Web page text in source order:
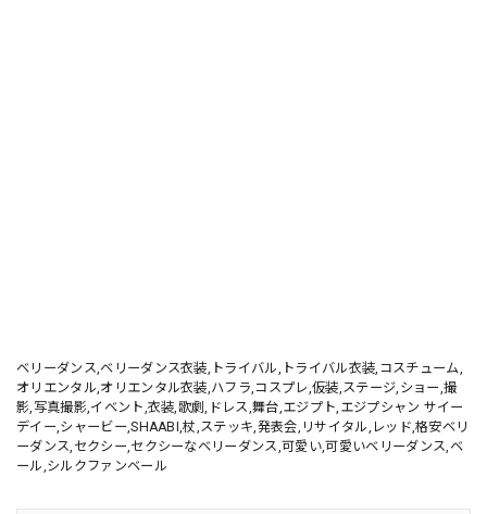
ベリーダンス,ベリーダンス衣装,トライバル,トライバル衣装,コスチューム,
オリエンタル,オリエンタル衣装,ハフラ,コスプレ,仮装,ステージ,ショー,撮
影,写真撮影,イベント,衣装,歌劇,ドレス,舞台,エジプト,エジプシャン サイー
デイー,シャービー,SHAABI,杖,ステッキ,発表会,リサイタル,レッド,格安ベリ
ーダンス,セクシー,セクシーなベリーダンス,可愛い,可愛いベリーダンス,ベ
ール,シルクファンベール